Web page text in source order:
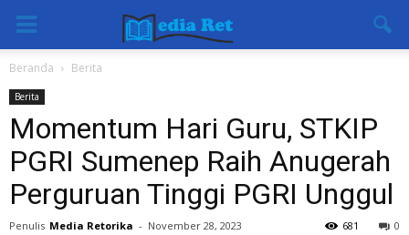
Beranda Berita
Berita
Momentum Hari Guru, STKIP
PGRI Sumenep Raih Anugerah
Perguruan Tinggi PGRI Unggul
Penulis Media Retorika - November 28, 2023 0
681